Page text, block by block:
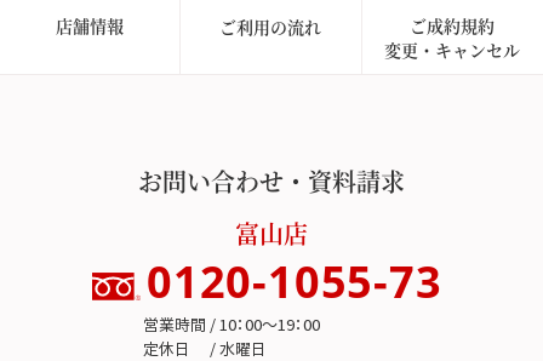
店舗情報 ご利用の流れ
ご成約規約
変更・キャンセル
お問い合わせ・資料請求
富山店
0120-1055-73
営業時間 / 10：00～19：00
定休日 / 水曜日